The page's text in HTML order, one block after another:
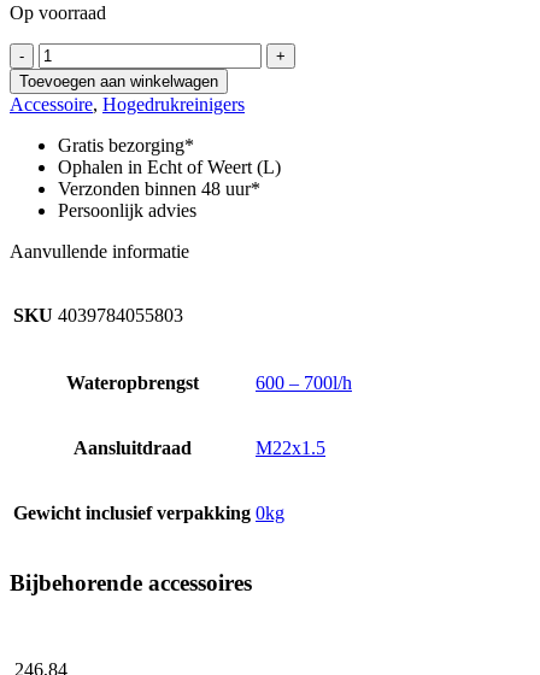
Op voorraad
-
Sproeierset
060
Inno
/
Easy-
set
600-
700
aantal
+
Toevoegen aan winkelwagen
Accessoire, Hogedrukreinigers
Gratis bezorging*
Ophalen in Echt of Weert (L)
Verzonden binnen 48 uur*
Persoonlijk advies
Aanvullende informatie
SKU 4039784055803
Wateropbrengst 600 – 700l/h
Aansluitdraad M22x1.5
Gewicht inclusief verpakking 0kg
Bijbehorende accessoires
246,84